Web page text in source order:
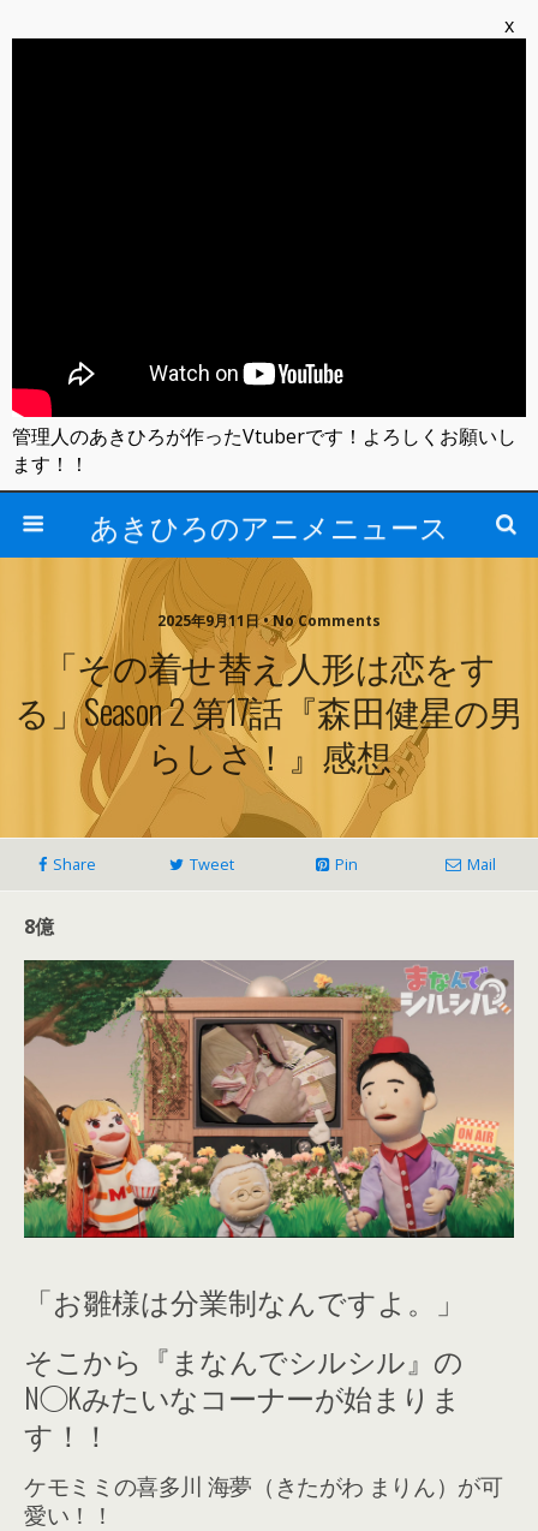
あきひろのアニメニュース
2025年9月11日 • No Comments
「その着せ替え人形は恋をす
る」Season 2 第17話『森田健星の男
らしさ！』感想
Share Tweet Pin Mail
8億
「お雛様は分業制なんですよ。」
そこから『まなんでシルシル』の
N◯Kみたいなコーナーが始まりま
す！！
ケモミミの喜多川 海夢（きたがわ まりん）が可
愛い！！
x
管理人のあきひろが作ったVtuberです！よろしくお願いし
ます！！